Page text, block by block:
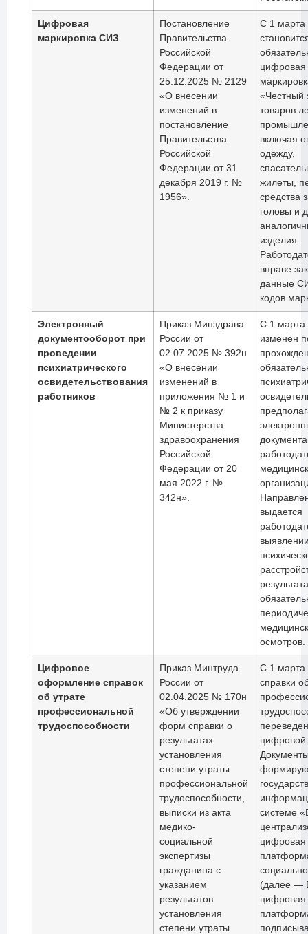
Цифровая
маркировка СИЗ
Постановление
Правительства
Российской
Федерации от
25.12.2025 № 2129
«О внесении
изменений в
постановление
Правительства
Российской
Федерации от 31
декабря 2019 г. №
1956».
С 1 марта
цифровая
«Честный
товаров
включая
одежду,
жилеты,
средства
головы и
изделия.
вправе
данные
кодов
Электронный
документооборот при
проведении
психиатрического
освидетельствования
работников
Приказ Минздрава
России от
02.07.2025 № 392н
«О внесении
изменений в
приложения № 1 и
№ 2 к приказу
Министерства
здравоохранения
Российской
Федерации от 20
мая 2022 г. №
342н».
С 1 марта
изменен
выдается
осмотров.
Цифровое
оформление справок
об утрате
профессиональной
трудоспособности
Приказ Минтруда
России от
02.04.2025 № 170н
«Об утверждении
форм справки о
результатах
установления
степени утраты
профессиональной
трудоспособности,
выписки из акта
медико-
социальной
экспертизы
гражданина с
указанием
результатов
установления
степени утраты
С 1 марта
справки
системе
цифровая
(далее —
цифровая